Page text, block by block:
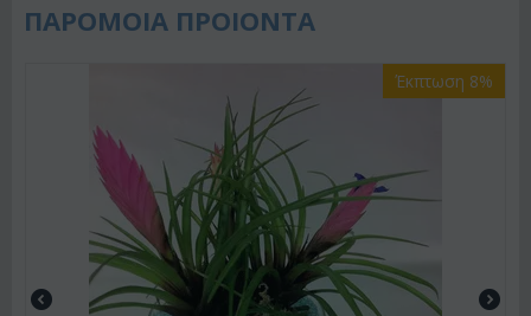
ΠΑΡΟΜΟΙΑ ΠΡΟΙΟΝΤΑ
Έκπτωση 8%